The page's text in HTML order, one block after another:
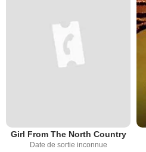
Girl From The North Country
Date de sortie inconnue